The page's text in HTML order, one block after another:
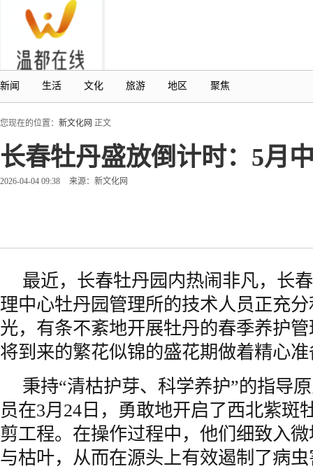
新闻 生活 文化 旅游 地区 聚焦
您现在的位置： 新文化网 正文
长春牡丹盛放倒计时：5月
2026-04-04 09:38 来源：新文化网
最近，长春牡丹园内热闹非凡，长
理中心牡丹园管理所的技术人员正充
光，有条不紊地开展牡丹的春季养护
将到来的繁花似锦的盛花期做着精心
秉持“清枯护芽、科学养护”的指导
员在3月24日，勇敢地开启了西北紫斑
剪工程。在操作过程中，他们细致入
与枯叶，从而在源头上有效遏制了病